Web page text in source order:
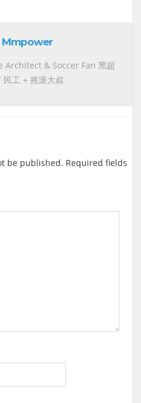
Mmpower
Architect & Soccer Fan 黑超
民工 + 摇滚大叔
be published. Required fields